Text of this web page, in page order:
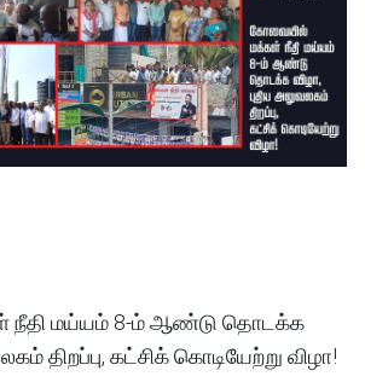
நீதி மய்யம் 8-ம் ஆண்டு தொடக்க
திறப்பு, கட்சிக் கொடியேற்று விழா!